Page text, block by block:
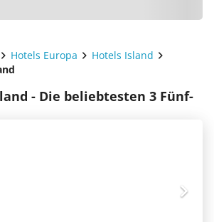
Hotels Europa
Hotels Island
- Die beliebtesten 3 Fünf-